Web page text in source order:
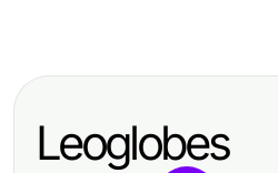
Mistakes and How
6 Expert-Approved
2026
Leoglobes